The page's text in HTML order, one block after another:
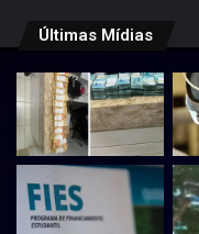
Últimas Mídias